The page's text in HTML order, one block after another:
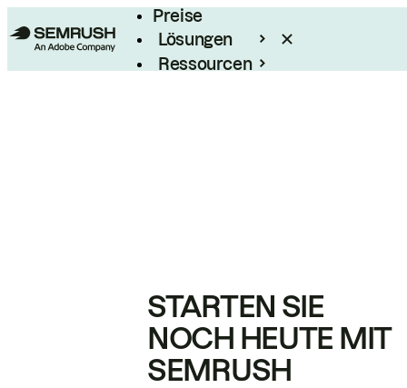
Preise
Lösungen
Ressourcen
STARTEN SIE
NOCH HEUTE MIT
SEMRUSH